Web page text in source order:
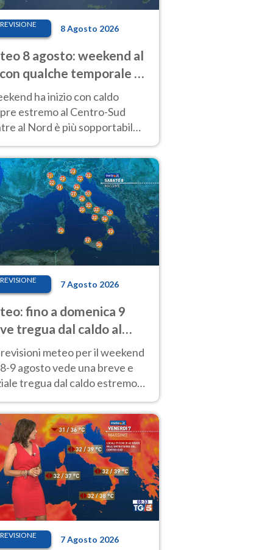
8 Agosto 2026
8 agosto: weekend al
qualche temporale e
estremo al Centro-Sud
ha inizio con caldo
estremo al Centro-Sud
al Nord è più sopportabile
sui rilievi.
7 Agosto 2026
fino a domenica 9
tregua dal caldo al
Altrove calura e afa
meteo per il weekend
9 agosto vede una breve e
tregua dal caldo estremo
7 Agosto 2026